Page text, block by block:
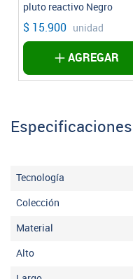
pluto reactivo Negro
$ 15.900 unidad
AGREGAR
Especificaciones
Tecnología
Colección
Material
Alto